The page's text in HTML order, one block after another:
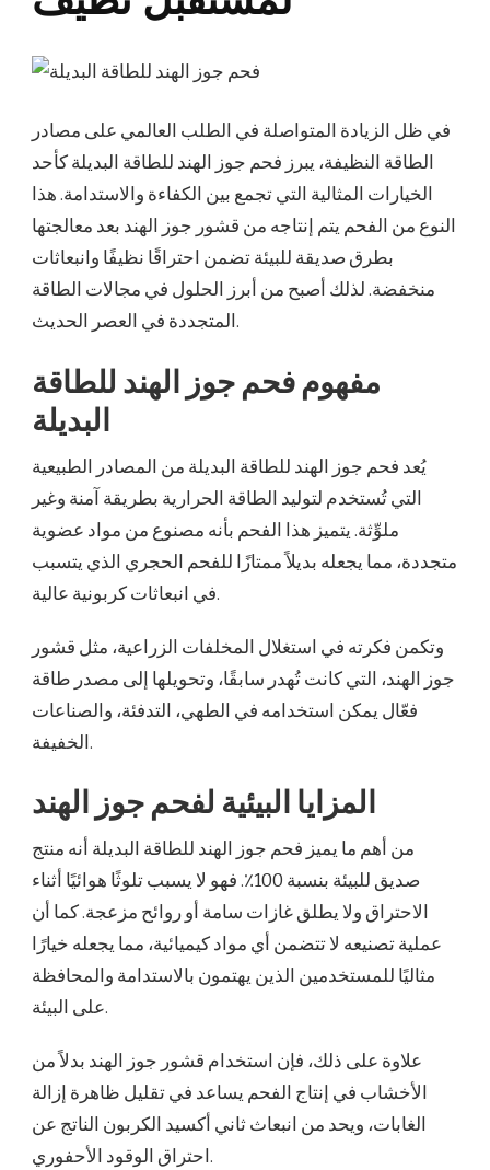
في ظل الزيادة المتواصلة في الطلب العالمي على مصادر
الطاقة النظيفة، يبرز فحم جوز الهند للطاقة البديلة كأحد
الخيارات المثالية التي تجمع بين الكفاءة والاستدامة. هذا
النوع من الفحم يتم إنتاجه من قشور جوز الهند بعد معالجتها
بطرق صديقة للبيئة تضمن احتراقًا نظيفًا وانبعاثات
منخفضة. لذلك أصبح من أبرز الحلول في مجالات الطاقة
المتجددة في العصر الحديث.
مفهوم فحم جوز الهند للطاقة
البديلة
يُعد فحم جوز الهند للطاقة البديلة من المصادر الطبيعية
التي تُستخدم لتوليد الطاقة الحرارية بطريقة آمنة وغير
ملوِّثة. يتميز هذا الفحم بأنه مصنوع من مواد عضوية
متجددة، مما يجعله بديلاً ممتازًا للفحم الحجري الذي يتسبب
في انبعاثات كربونية عالية.
وتكمن فكرته في استغلال المخلفات الزراعية، مثل قشور
جوز الهند، التي كانت تُهدر سابقًا، وتحويلها إلى مصدر طاقة
فعّال يمكن استخدامه في الطهي، التدفئة، والصناعات
الخفيفة.
المزايا البيئية لفحم جوز الهند
من أهم ما يميز فحم جوز الهند للطاقة البديلة أنه منتج
صديق للبيئة بنسبة 100٪. فهو لا يسبب تلوثًا هوائيًا أثناء
الاحتراق ولا يطلق غازات سامة أو روائح مزعجة. كما أن
عملية تصنيعه لا تتضمن أي مواد كيميائية، مما يجعله خيارًا
مثاليًا للمستخدمين الذين يهتمون بالاستدامة والمحافظة
على البيئة.
علاوة على ذلك، فإن استخدام قشور جوز الهند بدلاً من
الأخشاب في إنتاج الفحم يساعد في تقليل ظاهرة إزالة
الغابات، ويحد من انبعاث ثاني أكسيد الكربون الناتج عن
احتراق الوقود الأحفوري.